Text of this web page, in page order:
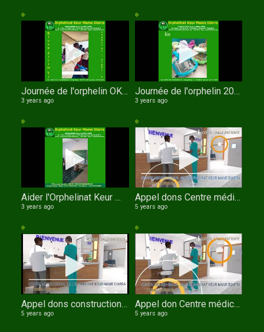
Journée de l'orphelin OKMD les pensionnaires récitent le Coran
3 years ago
Journée de l'orphelin 2023
3 years ago
Aider l'Orphelinat Keur Mame Diarra de TOUBA
3 years ago
Appel dons Centre médico social de l'orphelinat Keur Mame Diarra de TOUBA au SENEGAL en Anglais
5 years ago
Appel dons construction Centre médico social de l'orphelinat Keur Mame Diarra
5 years ago
Appel don Centre médico social de l'orphelinat Keur Mame Diarra de TOUBA au SENEGAL 3D Wolof
5 years ago